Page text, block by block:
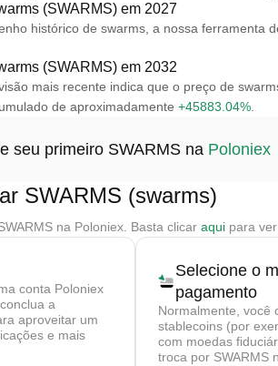
(SWARMS) em 2027
histórico de swarms, a nossa ferramenta
(SWARMS) em 2032
mais recente indica que o preço de
de aproximadamente +45883.04%
seu primeiro SWARMS na Poloniex
SWARMS (swarms)
na Poloniex. Basta clicar aqui para
conta Poloniex
a
aproveitar um
e mais
Selecione o
pagamento
Normalmente, você
stablecoins (por
com moedas
troca por SWARMS